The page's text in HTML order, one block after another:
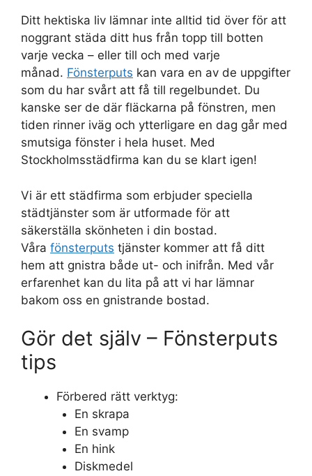
Ditt hektiska liv lämnar inte alltid tid över för att
noggrant städa ditt hus från topp till botten
varje vecka – eller till och med varje
månad. Fönsterputs kan vara en av de uppgifter
som du har svårt att få till regelbundet. Du
kanske ser de där fläckarna på fönstren, men
tiden rinner iväg och ytterligare en dag går med
smutsiga fönster i hela huset. Med
Stockholmsstädfirma kan du se klart igen!
Vi är ett städfirma som erbjuder speciella
städtjänster som är utformade för att
säkerställa skönheten i din bostad.
Våra fönsterputs tjänster kommer att få ditt
hem att gnistra både ut- och inifrån. Med vår
erfarenhet kan du lita på att vi har lämnar
bakom oss en gnistrande bostad.
Gör det själv – Fönsterputs
tips
Förbered rätt verktyg:
En skrapa
En svamp
En hink
Diskmedel